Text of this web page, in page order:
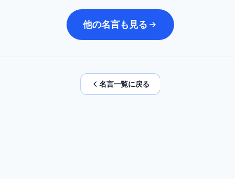
他の名言も見る
名言一覧に戻る